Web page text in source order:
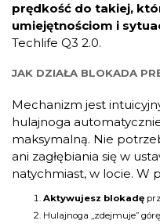
prędkość do takiej,
umiejętnościom i
Techlife Q3 2.0.
JAK DZIAŁA BLOKADA
Mechanizm jest
hulajnoga
maksymalną. Nie
ani zagłębiania się w
natychmiast, w locie. W
Aktywujesz blokadę
Hulajnoga „zdejmuje”